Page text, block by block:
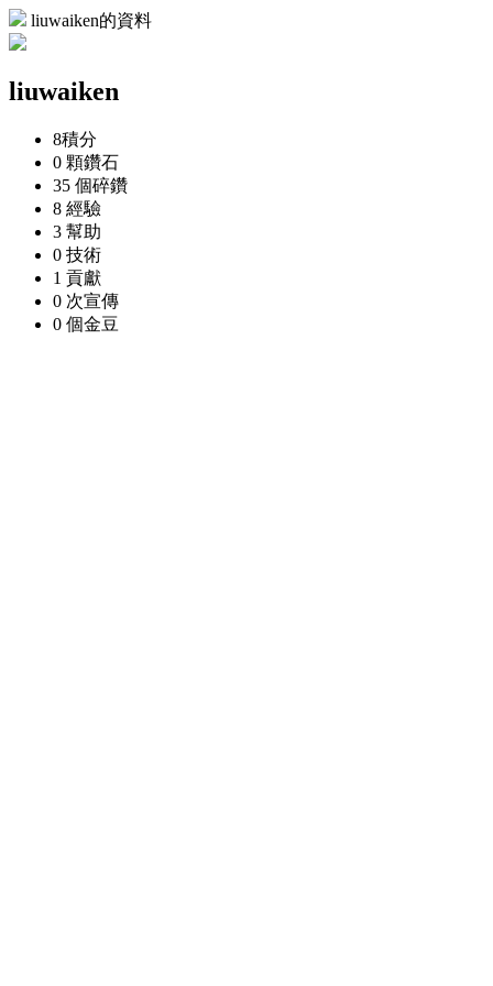
liuwaiken的資料
liuwaiken
8積分
0 顆鑽石
35 個碎鑽
8 經驗
3 幫助
0 技術
1 貢獻
0 次宣傳
0 個金豆